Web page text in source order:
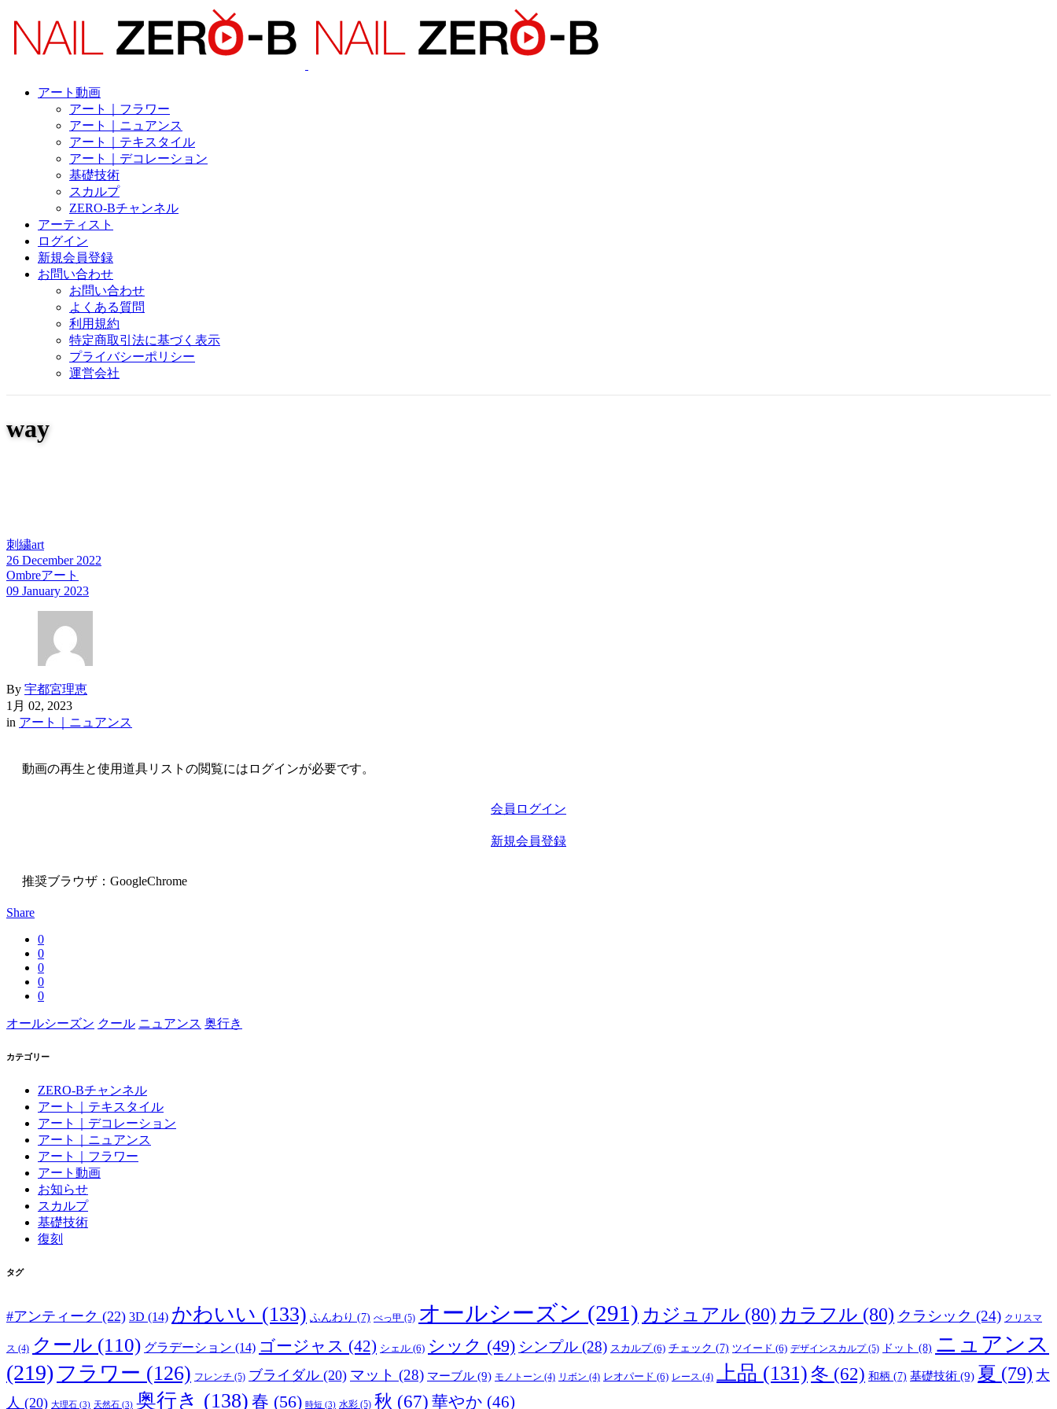
アート動画
アート｜フラワー
アート｜ニュアンス
アート｜テキスタイル
アート｜デコレーション
基礎技術
スカルプ
ZERO-Bチャンネル
アーティスト
ログイン
新規会員登録
お問い合わせ
お問い合わせ
よくある質問
利用規約
特定商取引法に基づく表示
プライバシーポリシー
運営会社
way
刺繍art
26 December 2022
Ombreアート
09 January 2023
By 宇都宮理恵
1月 02, 2023
in アート｜ニュアンス
動画の再生と使用道具リストの閲覧にはログインが必要です。
会員ログイン
新規会員登録
推奨ブラウザ：GoogleChrome
Share
0
0
0
0
0
オールシーズン クール ニュアンス 奥行き
カテゴリー
ZERO-Bチャンネル
アート｜テキスタイル
アート｜デコレーション
アート｜ニュアンス
アート｜フラワー
アート動画
お知らせ
スカルプ
基礎技術
復刻
タグ
#アンティーク (22) 3D (14) かわいい (133) ふんわり (7) べっ甲 (5) オールシーズン (291) カジュアル (80) カラフル (80) クラシック (24) クリスマ
ス (4) クール (110) グラデーション (14) ゴージャス (42) シェル (6) シック (49) シンプル (28) スカルプ(6) チェック (7) ツイード (6) デザインスカルプ(5) ドット (8) ニュアンス
(219) フラワー (126) フレンチ (5) ブライダル (20) マット (28) マーブル (9) モノトーン (4) リボン (4) レオパード (6) レース (4) 上品 (131) 冬 (62) 和柄 (7) 基礎技術 (9) 夏 (79) 大
人 (20) 大理石 (3) 天然石 (3) 奥行き (138) 春 (56) 時短 (3) 水彩 (5) 秋 (67) 華やか (46)